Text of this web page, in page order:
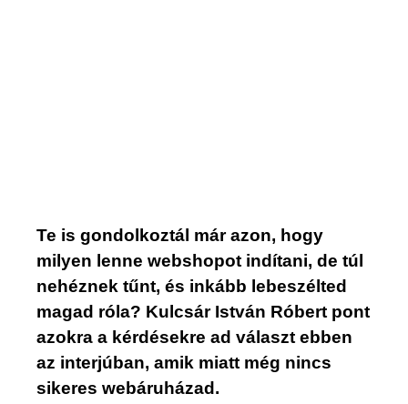
Te is gondolkoztál már azon, hogy
milyen lenne webshopot indítani, de túl
nehéznek tűnt, és inkább lebeszélted
magad róla? Kulcsár István Róbert pont
azokra a kérdésekre ad választ ebben
az interjúban, amik miatt még nincs
sikeres webáruházad.